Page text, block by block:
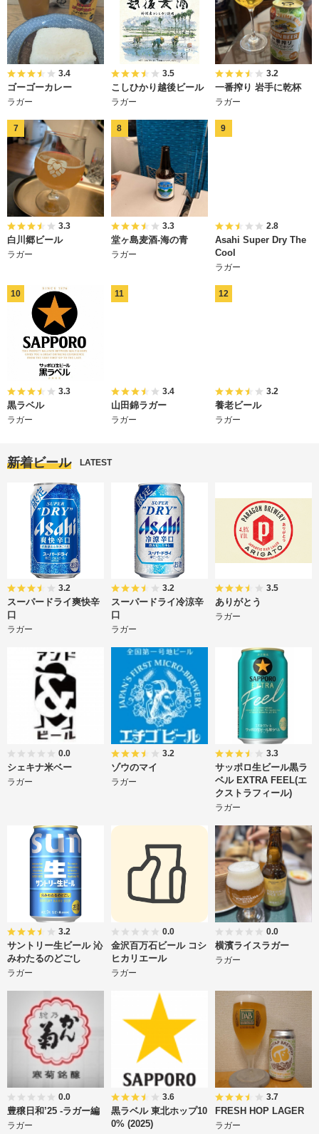
3.4
ゴーゴーカレー
ラガー
3.5
こしひかり越後ビール
ラガー
3.2
一番搾り 岩手に乾杯
ラガー
3.3
白川郷ビール
ラガー
3.3
堂ヶ島麦酒-海の青
ラガー
2.8
Asahi Super Dry The
Cool
ラガー
3.3
黒ラベル
ラガー
3.4
山田錦ラガー
ラガー
3.2
養老ビール
ラガー
新着ビール LATEST
3.2
スーパードライ爽快辛
口
ラガー
3.2
スーパードライ冷涼辛
口
ラガー
3.5
ありがとう
ラガー
0.0
シェキナ米ベー
ラガー
3.2
ゾウのマイ
ラガー
3.3
サッポロ生ビール黒ラ
ベル EXTRA FEEL(エ
クストラフィール)
ラガー
3.2
サントリー生ビール 沁
みわたるのどごし
ラガー
0.0
金沢百万石ビール コシ
ヒカリエール
ラガー
0.0
横濱ライスラガー
ラガー
0.0
豊穣日和’25 -ラガー編
ラガー
3.6
黒ラベル 東北ホップ10
0% (2025)
3.7
FRESH HOP LAGER
ラガー